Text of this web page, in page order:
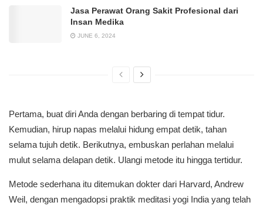
Jasa Perawat Orang Sakit Profesional dari
Insan Medika
JUNE 6, 2024
Pertama, buat diri Anda dengan berbaring di tempat tidur.
Kemudian, hirup napas melalui hidung empat detik, tahan
selama tujuh detik. Berikutnya, embuskan perlahan melalui
mulut selama delapan detik. Ulangi metode itu hingga tertidur.
Metode sederhana itu ditemukan dokter dari Harvard, Andrew
Weil, dengan mengadopsi praktik meditasi yogi India yang telah